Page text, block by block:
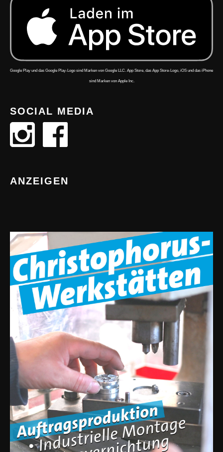
Google Play und das Google Play-Logo sind Marken von Google LLC. App Store, das App Store-Logo, iOS und das iPhone
sind Marken von Apple Inc.
SOCIAL MEDIA
ANZEIGEN